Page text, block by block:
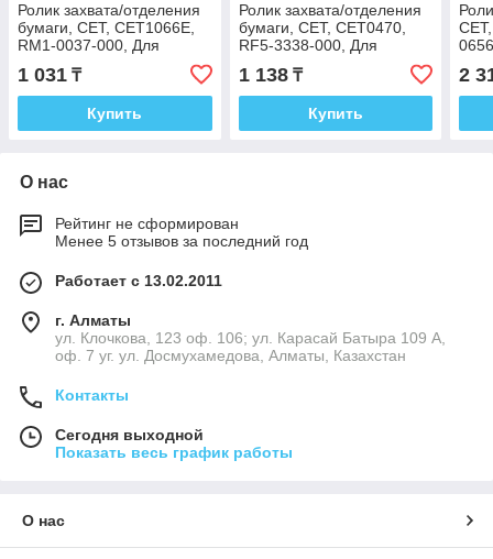
Ролик захвата/отделения
бумаги, CET, CET1066E,
RM1-0037-000, Для
принтеров HP LaserJet
1 031 ₸
Купить
Ролик захвата/отделения
бумаги, CET, CET0470,
RF5-3338-000, Для
принтеров HP LaserJet
9000/9040/9050,
1 138₸
Купить
2
О нас
Рейтинг не сформирован
Менее 5 отзывов за последний год
Работает с 13.02.2011
г. Алматы
ул. Клочкова, 123 оф. 106; ул. Карасай Батыра 109 А,
оф. 7 уг. ул. Досмухамедова, Алматы, Казахстан
Контакты
Сегодня выходной
Показать весь график работы
О нас